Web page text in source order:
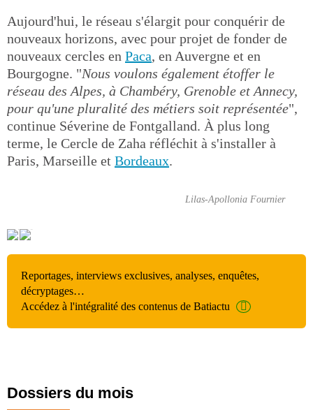
Aujourd'hui, le réseau s'élargit pour conquérir de
nouveaux horizons, avec pour projet de fonder de
nouveaux cercles en Paca, en Auvergne et en
Bourgogne. "Nous voulons également étoffer le
réseau des Alpes, à Chambéry, Grenoble et Annecy,
pour qu'une pluralité des métiers soit représentée",
continue Séverine de Fontgalland. À plus long
terme, le Cercle de Zaha réfléchit à s'installer à
Paris, Marseille et Bordeaux.
Lilas-Apollonia Fournier
Reportages, interviews exclusives, analyses, enquêtes,
décryptages…
Accédez à l'intégralité des contenus de Batiactu
Dossiers du mois